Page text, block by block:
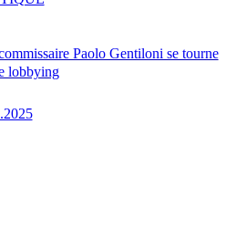
Paolo Gentiloni se tourne
lobbying